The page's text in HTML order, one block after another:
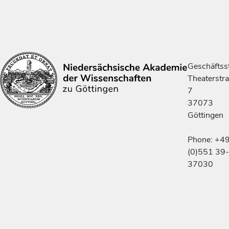
7
37073
Göttingen
Phone:
(0)551 39-
37030